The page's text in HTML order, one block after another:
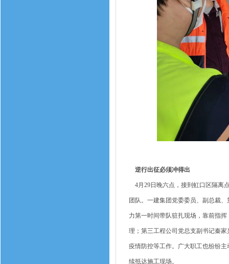
逆行出征必须冲得出
4月29日晚六点，接到虹口区隔离
团队。一建集团党委委员、副总裁
力第一时间带队驻扎现场，靠前指
理；第三工程公司党总支副书记秦
疫情防控等工作。广大职工也纷纷
续抵达施工现场。